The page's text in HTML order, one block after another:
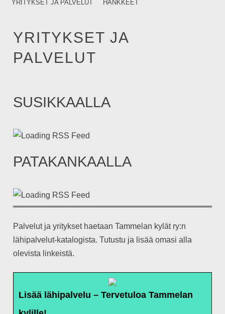
YRITYKSET JA PALVELUT HANKKEET
YRITYKSET JA
PALVELUT
SUSIKKAALLA
PATAKANKAALLA
Palvelut ja yritykset haetaan Tammelan kylät ry:n
lähipalvelut-katalogista. Tutustu ja lisää omasi alla
olevista linkeistä.
Lisää lähipalvelu – Tervetuloa Tammelan